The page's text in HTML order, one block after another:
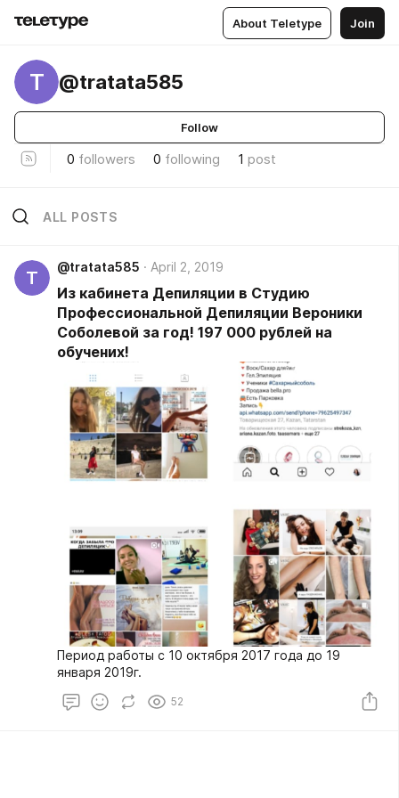
About Teletype Join
T @tratata585
Follow
0 followers 0 following 1 post
ALL POSTS
T
@tratata585 April 2, 2019
Из кабинета Депиляции в Студию
Профессиональной Депиляции Вероники
Соболевой за год! 197 000 рублей на
обучених!
Период работы с 10 октября 2017 года до 19
января 2019г.
52